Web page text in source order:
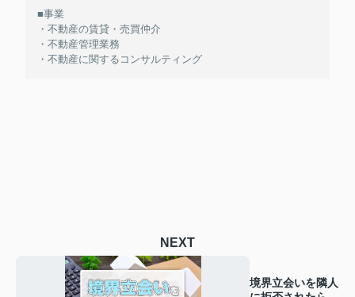
■事業
・不動産の賃貸・売買仲介
・不動産管理業務
・不動産に関するコンサルティング
NEXT
境界立会いを隣人